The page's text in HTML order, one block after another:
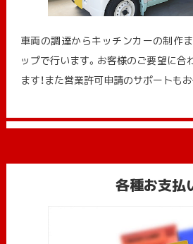
車両の調達からキッチンカーの制作
ップで行います。お客様のご要望に合
ます！また営業許可申請のサポートも
各種お支払